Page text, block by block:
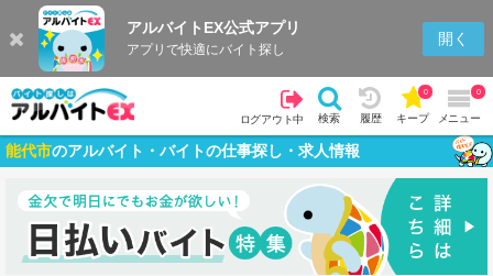
アルバイトEX公式アプリ
アプリで快適にバイト探し
開く
ログアウト中 検索 履歴 キープ
0
メニュー
0
能代市のアルバイト・バイトの仕事探し・求人情報